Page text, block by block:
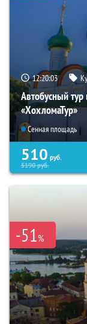
12:20:02
Автобусный
«ХохломаТур»
Сенная площадь
510 руб.
5190руб.
-51%